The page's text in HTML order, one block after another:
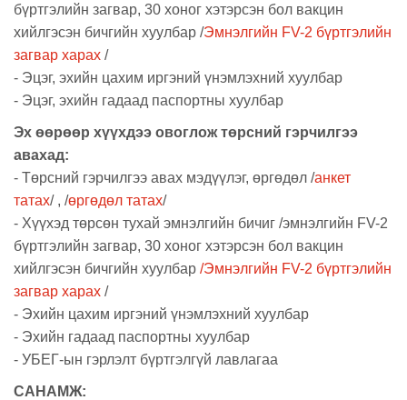
бүртгэлийн загвар, 30 хоног хэтэрсэн бол вакцин
хийлгэсэн бичгийн хуулбар /Эмнэлгийн FV-2 бүртгэлийн
загвар харах /
- Эцэг, эхийн цахим иргэний үнэмлэхний хуулбар
- Эцэг, эхийн гадаад паспортны хуулбар
Эх өөрөөр хүүхдээ овоглож төрсний гэрчилгээ
авахад:
- Төрсний гэрчилгээ авах мэдүүлэг, өргөдөл /анкет
татах/ , /өргөдөл татах/
- Хүүхэд төрсөн тухай эмнэлгийн бичиг /эмнэлгийн FV-2
бүртгэлийн загвар, 30 хоног хэтэрсэн бол вакцин
хийлгэсэн бичгийн хуулбар /Эмнэлгийн FV-2 бүртгэлийн
загвар харах /
- Эхийн цахим иргэний үнэмлэхний хуулбар
- Эхийн гадаад паспортны хуулбар
- УБЕГ-ын гэрлэлт бүртгэлгүй лавлагаа
САНАМЖ: